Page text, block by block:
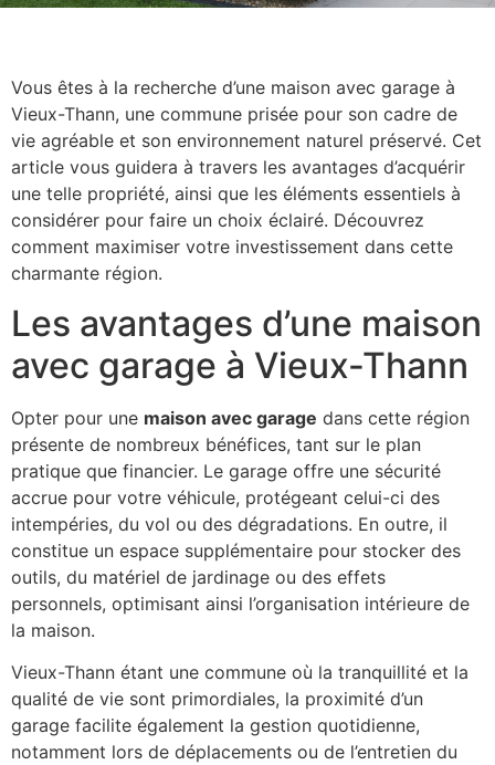
Vous êtes à la recherche d’une maison avec garage à
Vieux-Thann, une commune prisée pour son cadre de
vie agréable et son environnement naturel préservé. Cet
article vous guidera à travers les avantages d’acquérir
une telle propriété, ainsi que les éléments essentiels à
considérer pour faire un choix éclairé. Découvrez
comment maximiser votre investissement dans cette
charmante région.
Les avantages d’une maison
avec garage à Vieux-Thann
Opter pour une maison avec garage dans cette région
présente de nombreux bénéfices, tant sur le plan
pratique que financier. Le garage offre une sécurité
accrue pour votre véhicule, protégeant celui-ci des
intempéries, du vol ou des dégradations. En outre, il
constitue un espace supplémentaire pour stocker des
outils, du matériel de jardinage ou des effets
personnels, optimisant ainsi l’organisation intérieure de
la maison.
Vieux-Thann étant une commune où la tranquillité et la
qualité de vie sont primordiales, la proximité d’un
garage facilite également la gestion quotidienne,
notamment lors de déplacements ou de l’entretien du